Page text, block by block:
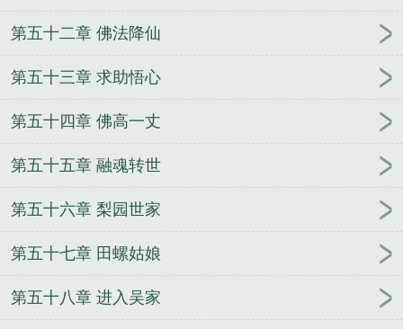
第五十二章 佛法降仙
第五十三章 求助悟心
第五十四章 佛高一丈
第五十五章 融魂转世
第五十六章 梨园世家
第五十七章 田螺姑娘
第五十八章 进入吴家